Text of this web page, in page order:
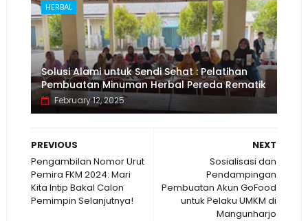
HERBAL
Solusi Alami untuk Sendi Sehat : Pelatihan
Pembuatan Minuman Herbal Pereda Rematik
February 12, 2025
NEXT
Sosialisasi dan
Pendampingan
Pembuatan Akun GoFood
untuk Pelaku UMKM di
Mangunharjo
PREVIOUS
Pengambilan Nomor Urut
Pemira FKM 2024: Mari
Kita Intip Bakal Calon
Pemimpin Selanjutnya!